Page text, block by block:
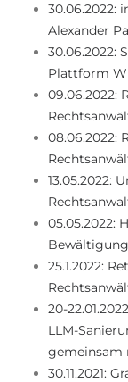
30.06.2022:
Alexander
30.06.2022:
Plattform
09.06.2022:
08.06.2022:
13.05.2022:
05.05.2022:
25.1.2022:
20-
LLM-
gemeinsam
30.11.2021: